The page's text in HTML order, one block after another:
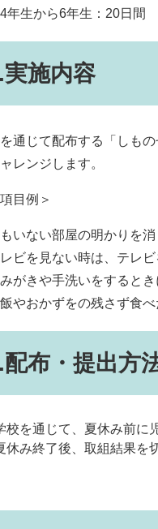
生から6年生：20日間
実施内容
通じて配布する「しも
レンジします。
目例＞
いない部屋の明かりを消
ビを見ない時は、テレビ
がきや手洗いをすると
やおかずをの残さず食
配布・提出方
校を通じて、夏休み前に
休み終了後、取組結果を